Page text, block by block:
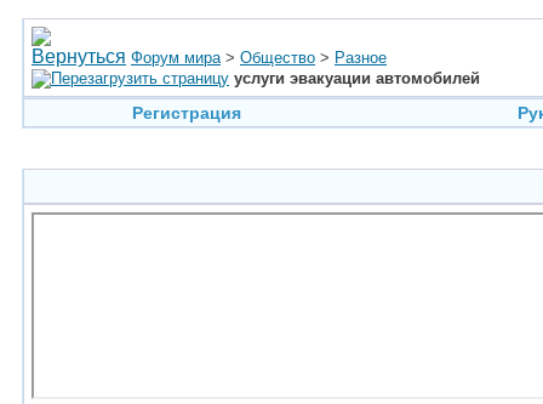
Форум мира > Общество > Разное
услуги эвакуации автомобилей
Регистрация